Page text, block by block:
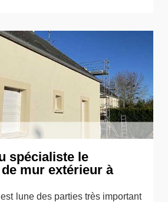
spécialiste le
mur extérieur à
lune des parties très important